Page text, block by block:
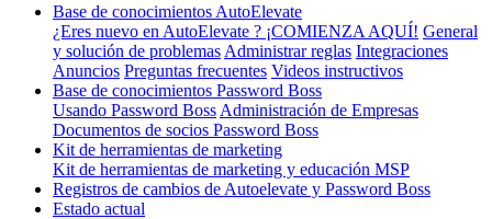
Base de conocimientos AutoElevate
¿Eres nuevo en AutoElevate ? ¡COMIENZA AQUÍ! General
y solución de problemas Administrar reglas Integraciones
Anuncios Preguntas frecuentes Videos instructivos
Base de conocimientos Password Boss
Usando Password Boss Administración de Empresas
Documentos de socios Password Boss
Kit de herramientas de marketing
Kit de herramientas de marketing y educación MSP
Registros de cambios de Autoelevate y Password Boss
Estado actual